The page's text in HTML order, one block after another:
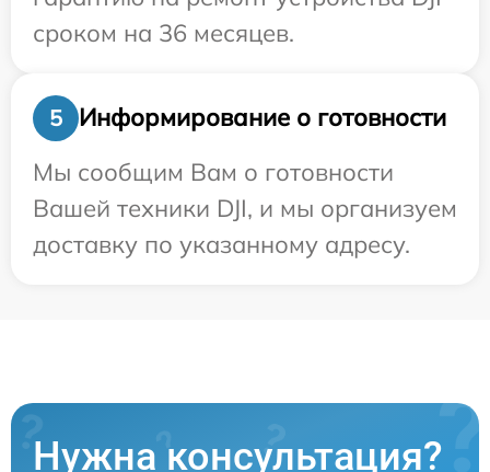
сроком на 36 месяцев.
5
Информирование о готовности
Мы сообщим Вам о готовности
Вашей техники DJI, и мы организуем
доставку по указанному адресу.
Нужна консультация?